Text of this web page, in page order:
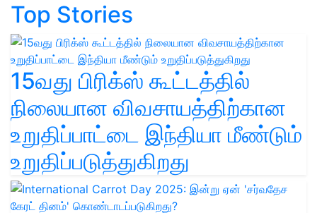
Top Stories
15வது பிரிக்ஸ் கூட்டத்தில்
நிலையான விவசாயத்திற்கான
உறுதிப்பாட்டை இந்தியா மீண்டும்
உறுதிப்படுத்துகிறது